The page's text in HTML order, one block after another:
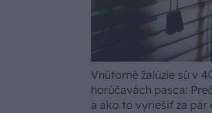
Vnútorné žalúzie sú v
horúčavách pasca:
a ako to vyriešiť za pár